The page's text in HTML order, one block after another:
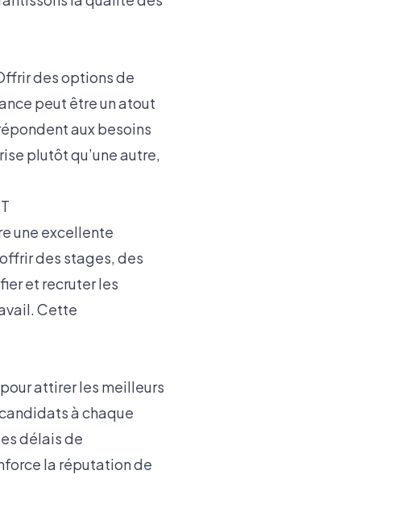
des options de
peut être un atout
aux besoins
plutôt qu’une autre,
une excellente
des stages, des
et recruter les
Cette
attirer les meilleurs
à chaque
délais de
la réputation de